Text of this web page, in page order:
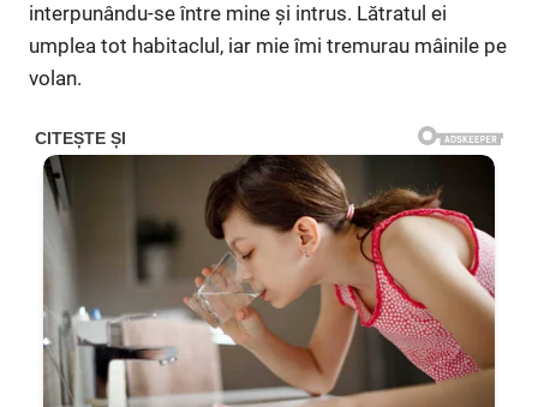
interpunându-se între mine și intrus. Lătratul ei
umplea tot habitaclul, iar mie îmi tremurau mâinile pe
volan.